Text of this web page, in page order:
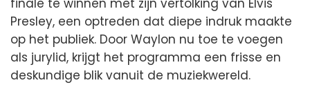
finale te winnen met zijn vertolking van Elvis
Presley, een optreden dat diepe indruk maakte
op het publiek. Door Waylon nu toe te voegen
als jurylid, krijgt het programma een frisse en
deskundige blik vanuit de muziekwereld.